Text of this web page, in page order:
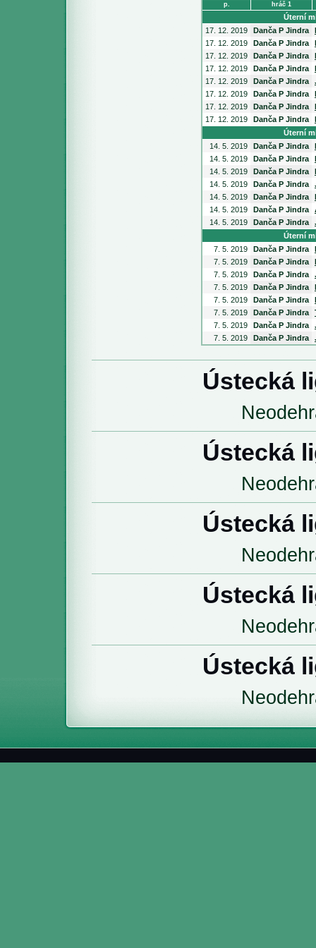
p. hráč 1
Úterní
17. 12. 2019
Danča P Jindra
17. 12. 2019
Danča P Jindra
17. 12. 2019
Danča P Jindra
17. 12. 2019
Danča P Jindra
17. 12. 2019
Danča P Jindra
17. 12. 2019
Danča P Jindra
17. 12. 2019
Danča P Jindra
17. 12. 2019
Danča P Jindra
Úterní
14. 5. 2019
Danča P Jindra
14. 5. 2019
Danča P Jindra
14. 5. 2019
Danča P Jindra
14. 5. 2019
Danča P Jindra
14. 5. 2019
Danča P Jindra
14. 5. 2019
Danča P Jindra
14. 5. 2019
Danča P Jindra
Úterní
7. 5. 2019
Danča P Jindra
7. 5. 2019
Danča P Jindra
7. 5. 2019
Danča P Jindra
7. 5. 2019
Danča P Jindra
7. 5. 2019
Danča P Jindra
7. 5. 2019
Danča P Jindra
7. 5. 2019
Danča P Jindra
7. 5. 2019
Danča P Jindra
Ústecká
Ústecká
Ústecká
Ústecká
Ústecká